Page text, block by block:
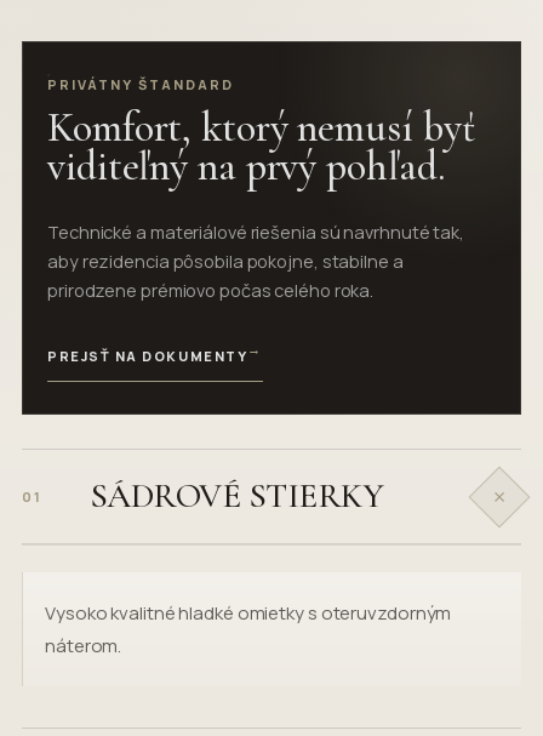
PRIVÁTNY ŠTANDARD
Komfort, ktorý nemusí byť
viditeľný na prvý pohľad.
Technické a materiálové riešenia sú navrhnuté tak,
aby rezidencia pôsobila pokojne, stabilne a
prirodzene prémiovo počas celého roka.
PREJSŤ NA DOKUMENTY →
01 SÁDROVÉ STIERKY +
Vysoko kvalitné hladké omietky s oteruvzdorným
náterom.